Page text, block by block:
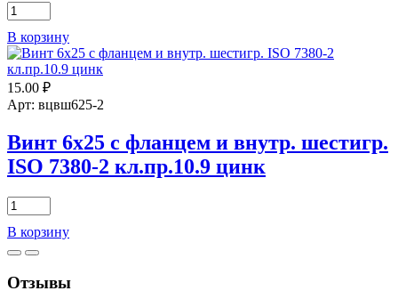
Количество
товара
Винт
8х40
10.9
полукруг
с
шестигр.
ISO
7380
В корзину
15.00 ₽
Арт: вцвш625-2
Винт 6х25 с фланцем и внутр. шестигр.
ISO 7380-2 кл.пр.10.9 цинк
Количество
товара
Винт
6х25
фланцем
В корзину
Отзывы